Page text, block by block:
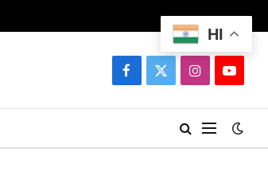
Facebook
X
Instagram
HI